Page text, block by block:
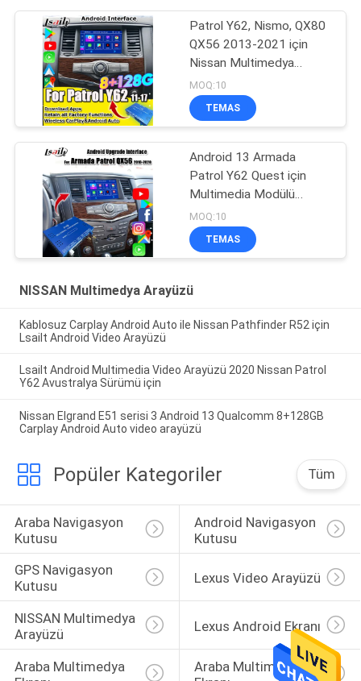
Patrol Y62, Nismo, QX80
QX56 2013-2021 için
Nissan Multimedya
Arayüzü, Kablosuz
CarPlay, Android Auto,
YouTube ile OEM Ekran
MOQ:10
TEMAS
Android 13 Armada
Patrol Y62 Quest için
Multimedia Modülü
Kablosuz
CarPlay,YouTube,Google
Harita ile OEM Ekran
MOQ:10
TEMAS
NISSAN Multimedya Arayüzü
Kablosuz Carplay Android Auto ile Nissan Pathfinder R52 için
Lsailt Android Video Arayüzü
Lsailt Android Multimedia Video Arayüzü 2020 Nissan Patrol
Y62 Avustralya Sürümü için
Nissan Elgrand E51 serisi 3 Android 13 Qualcomm 8+128GB
Carplay Android Auto video arayüzü
Popüler Kategoriler Tüm
Araba Navigasyon
Kutusu
Android Navigasyon
Kutusu
GPS Navigasyon
Kutusu
Lexus Video Arayüzü
NISSAN Multimedya
Arayüzü
Lexus Android Ekranı
Araba Multimedya
Araba Multimedya